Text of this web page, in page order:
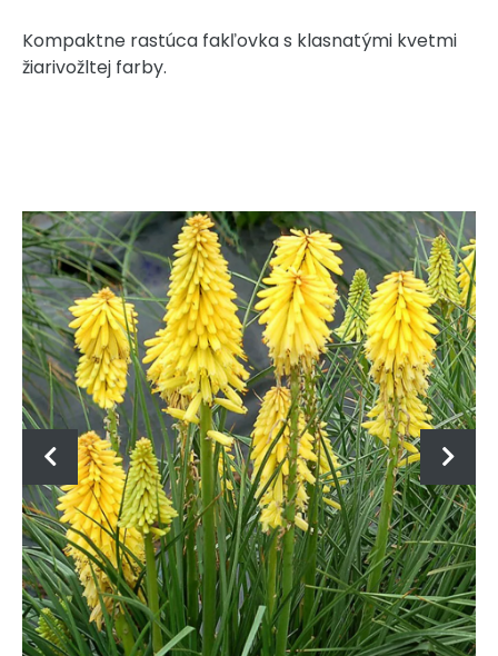
Kompaktne rastúca fakľovka s klasnatými kvetmi
žiarivožltej farby.